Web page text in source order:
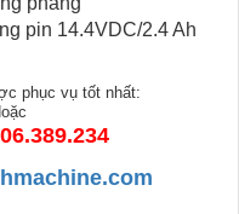
pin 14.4VDC/2.4 Ah
phục vụ tốt nhất: